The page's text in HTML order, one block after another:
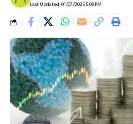
Last Updated: 01/07/2025 5:08 PM